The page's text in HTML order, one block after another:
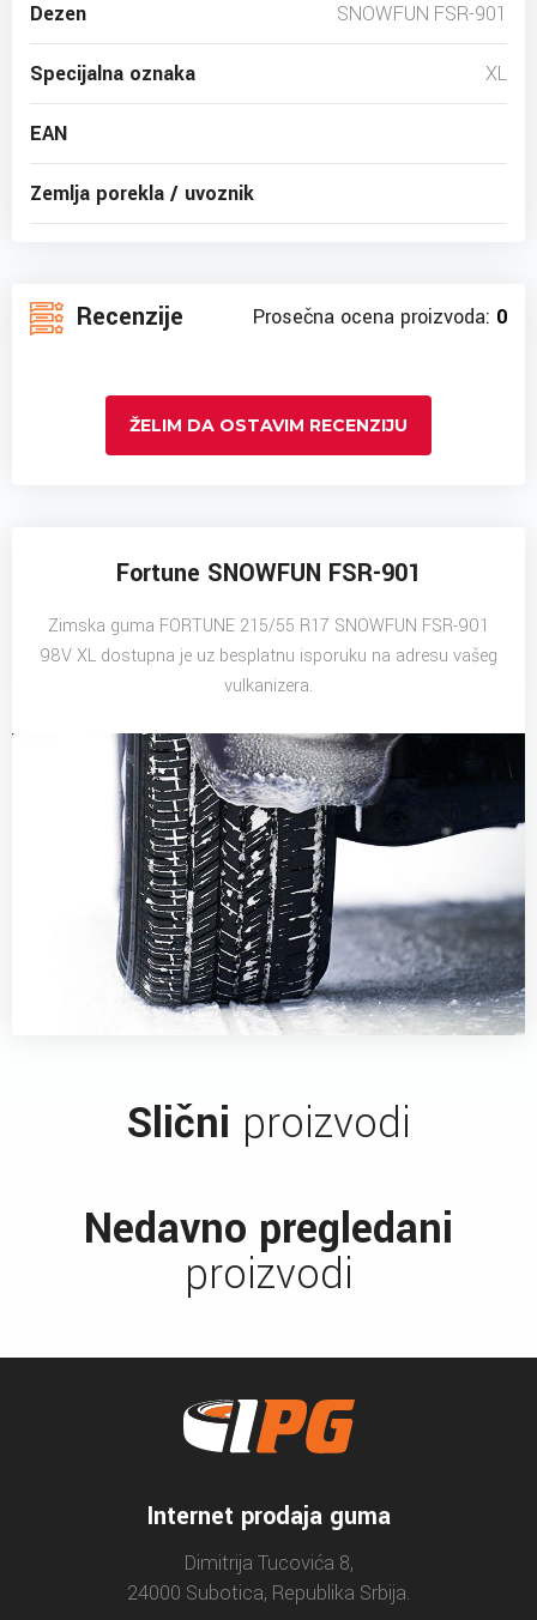
Dezen SNOWFUN FSR-901
Specijalna oznaka XL
EAN
Zemlja porekla / uvoznik
Recenzije Prosečna ocena proizvoda: 0
ŽELIM DA OSTAVIM RECENZIJU
Fortune SNOWFUN FSR-901
Zimska guma FORTUNE 215/55 R17 SNOWFUN FSR-901
98V XL dostupna je uz besplatnu isporuku na adresu vašeg
vulkanizera.
Slični proizvodi
Nedavno pregledani
proizvodi
Internet prodaja guma
Dimitrija Tucovića 8,
24000 Subotica, Republika Srbija.